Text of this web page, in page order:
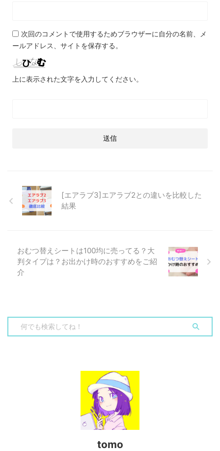
次回のコメントで使用するためブラウザーに自分の名前、メ
ールアドレス、サイトを保存する。
上に表示された文字を入力してください。
[エアラブ3]エアラブ2との違いを比較した
結果
おむつ替えシートは100均に売ってる？大
判タイプは？お出かけ時のおすすめをご紹
介
tomo